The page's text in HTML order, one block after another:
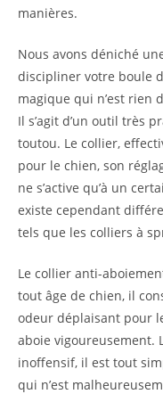
manières.
Nous avons déniché
discipliner votre boule
magique qui n’est rien
Il s’agit d’un outil très
toutou. Le collier,
pour le chien, son
ne s’active qu’à un
existe cependant
tels que les colliers à
Le collier anti-
tout âge de chien, il
odeur déplaisant pour
aboie vigoureusement.
inoffensif, il est tout
qui n’est